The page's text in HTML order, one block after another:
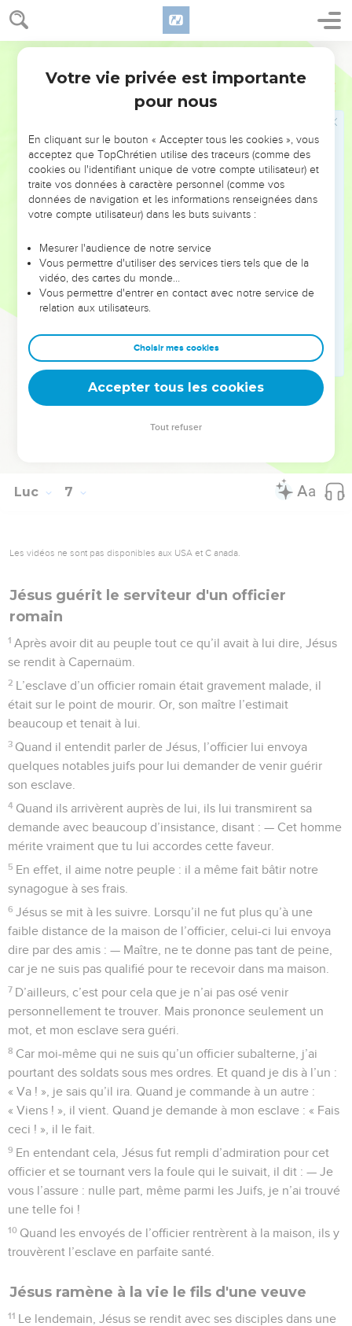
6
l’expression de ce qui remplit le cœur et qui déborde de son
trop-plein.
Les deux maisons
Pourquoi m’appelez-vous : « Seigneur ! Seigneur ! », alors
Vous savez à qui ressemble l’homme qui écoute ce que je
dis et qui le met en pratique ?
À quelqu’un qui veut bâtir une maison, et qui a creusé
une profonde tranchée pour asseoir les fondations sur le roc.
eaux se sont jetées avec violence contre cette maison, elles
n’ont pas pu l’ébranler, parce qu’elle était construite suivant
les règles de l’art.
Mais celui qui écoute seulement mes paroles, sans les
maison directement sur la terre meuble, sans lui donner de
fondations : dès que les eaux du fleuve se sont jetées contre
elle, cette construction s’est écroulée, et il n’en est resté
qu’un grand tas de ruines.
Luc 7
Les vidéos ne sont pas disponibles aux USA et C anada.
Jésus guérit le serviteur d'un officier
romain
1 Après avoir dit au peuple tout ce qu’il avait à lui dire, Jésus
se rendit à Capernaüm.
2 L’esclave d’un officier romain était gravement malade, il
était sur le point de mourir. Or, son maître l’estimait
beaucoup et tenait à lui.
3 Quand il entendit parler de Jésus, l’officier lui envoya
quelques notables juifs pour lui demander de venir guérir
son esclave.
4 Quand ils arrivèrent auprès de lui, ils lui transmirent sa
demande avec beaucoup d’insistance, disant : — Cet homme
mérite vraiment que tu lui accordes cette faveur.
5 En effet, il aime notre peuple : il a même fait bâtir notre
synagogue à ses frais.
6 Jésus se mit à les suivre. Lorsqu’il ne fut plus qu’à une
faible distance de la maison de l’officier, celui-ci lui envoya
dire par des amis : — Maître, ne te donne pas tant de peine,
car je ne suis pas qualifié pour te recevoir dans ma maison.
7 D’ailleurs, c’est pour cela que je n’ai pas osé venir
personnellement te trouver. Mais prononce seulement un
mot, et mon esclave sera guéri.
8 Car moi-même qui ne suis qu’un officier subalterne, j’ai
pourtant des soldats sous mes ordres. Et quand je dis à l’un :
« Va ! », je sais qu’il ira. Quand je commande à un autre :
« Viens ! », il vient. Quand je demande à mon esclave : « Fais
ceci ! », il le fait.
9 En entendant cela, Jésus fut rempli d’admiration pour cet
officier et se tournant vers la foule qui le suivait, il dit : — Je
vous l’assure : nulle part, même parmi les Juifs, je n’ai trouvé
une telle foi !
10 Quand les envoyés de l’officier rentrèrent à la maison, ils y
trouvèrent l’esclave en parfaite santé.
Jésus ramène à la vie le fils d'une veuve
11 Le lendemain, Jésus se rendit avec ses disciples dans une
Votre vie privée est importante
pour nous
En cliquant sur le bouton « Accepter tous les cookies », vous
acceptez que TopChrétien utilise des traceurs (comme des
cookies ou l'identifiant unique de votre compte utilisateur) et
traite vos données à caractère personnel (comme vos
données de navigation et les informations renseignées dans
votre compte utilisateur) dans les buts suivants :
Mesurer l'audience de notre service
Vous permettre d'utiliser des services tiers tels que de la
vidéo, des cartes du monde…
Vous permettre d'entrer en contact avec notre service de
relation aux utilisateurs.
Choisir mes cookies
Accepter tous les cookies
Tout refuser